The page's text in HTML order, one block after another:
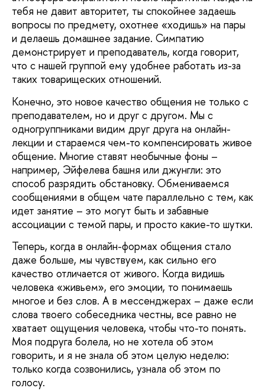
тебя не давит авторитет, ты спокойнее задаешь
вопросы по предмету, охотнее «ходишь» на пары
и делаешь домашнее задание. Симпатию
демонстрирует и преподаватель, когда говорит,
что с нашей группой ему удобнее работать из-за
таких товарищеских отношений.
Конечно, это новое качество общения не только с
преподавателем, но и друг с другом. Мы с
одногруппниками видим друг друга на онлайн-
лекции и стараемся чем-то компенсировать живое
общение. Многие ставят необычные фоны –
например, Эйфелева башня или джунгли: это
способ разрядить обстановку. Обмениваемся
сообщениями в общем чате параллельно с тем, как
идет занятие – это могут быть и забавные
ассоциации с темой пары, и просто какие-то шутки.
Теперь, когда в онлайн-формах общения стало
даже больше, мы чувствуем, как сильно его
качество отличается от живого. Когда видишь
человека «живьем», его эмоции, то понимаешь
многое и без слов. А в мессенджерах – даже если
слова твоего собеседника честны, все равно не
хватает ощущения человека, чтобы что-то понять.
Моя подруга болела, но не хотела об этом
говорить, и я не знала об этом целую неделю:
только когда созвонились, узнала об этом по
голосу.